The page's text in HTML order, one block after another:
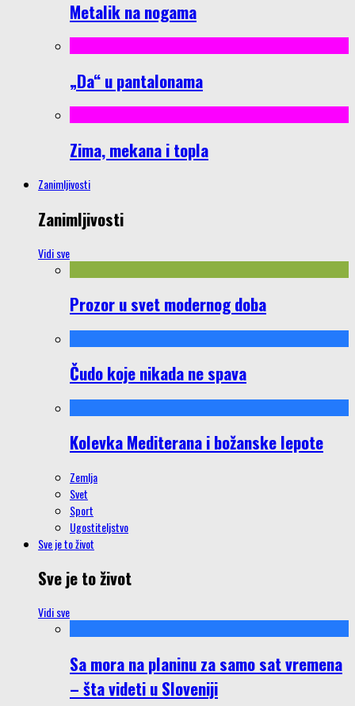
Metalik na nogama
„Da“ u pantalonama
Zima, mekana i topla
Zanimljivosti
Zanimljivosti
Vidi sve
Prozor u svet modernog doba
Čudo koje nikada ne spava
Kolevka Mediterana i božanske lepote
Zemlja
Svet
Sport
Ugostiteljstvo
Sve je to život
Sve je to život
Vidi sve
Sa mora na planinu za samo sat vremena
– šta videti u Sloveniji